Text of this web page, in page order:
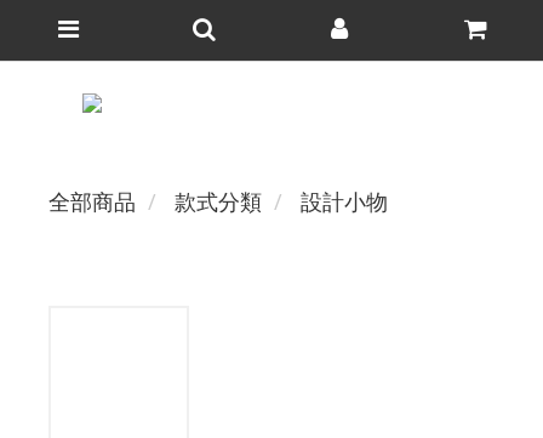
全部商品 款式分類 設計小物